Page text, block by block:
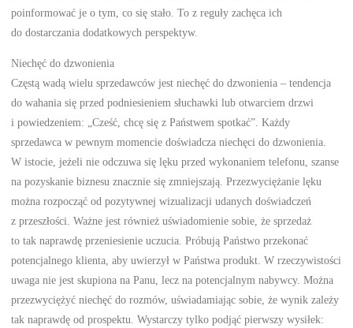
poinformować je o tym, co się stało. To z reguły zachęca ich
do dostarczania dodatkowych perspektyw.
Niechęć do dzwonienia
Częstą wadą wielu sprzedawców jest niechęć do dzwonienia – tendencja
do wahania się przed podniesieniem słuchawki lub otwarciem drzwi
i powiedzeniem: „Cześć, chcę się z Państwem spotkać”. Każdy
sprzedawca w pewnym momencie doświadcza niechęci do dzwonienia.
W istocie, jeżeli nie odczuwa się lęku przed wykonaniem telefonu, szanse
na pozyskanie biznesu znacznie się zmniejszają. Przezwyciężanie lęku
można rozpocząć od pozytywnej wizualizacji udanych doświadczeń
z przeszłości. Ważne jest również uświadomienie sobie, że sprzedaż
to tak naprawdę przeniesienie uczucia. Próbują Państwo przekonać
potencjalnego klienta, aby uwierzył w Państwa produkt. W rzeczywistości
uwaga nie jest skupiona na Panu, lecz na potencjalnym nabywcy. Można
przezwyciężyć niechęć do rozmów, uświadamiając sobie, że wynik zależy
tak naprawdę od prospektu. Wystarczy tylko podjąć pierwszy wysiłek: